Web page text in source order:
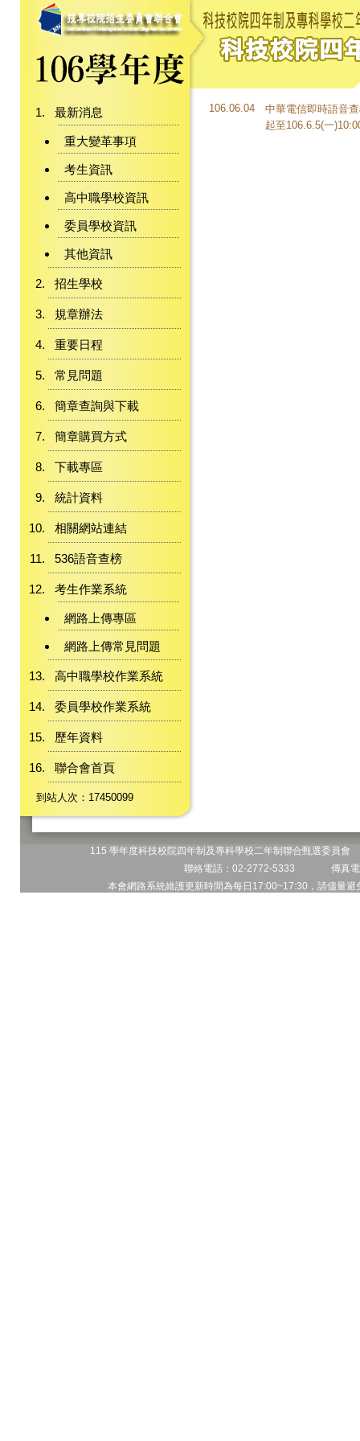
最新消息
重大變革事項
考生資訊
高中職學校資訊
委員學校資訊
其他資訊
招生學校
規章辦法
重要日程
常見問題
簡章查詢與下載
簡章購買方式
下載專區
統計資料
相關網站連結
536語音查榜
考生作業系統
網路上傳專區
網路上傳常見問題
高中職學校作業系統
委員學校作業系統
歷年資料
聯合會首頁
到站人次：17450099
106.06.04
中華電信即時語音
起至106.6.5(一
115 學年度科技校院四年制及專科學校二年制聯合甄選委員
聯絡電話：02-2772-5333 傳真
本會網路系統維護更新時間為每日17:00~17:30，請儘量